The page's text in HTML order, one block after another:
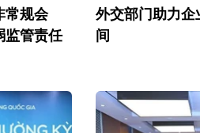
常规会
监管责任
外交部门助力
间